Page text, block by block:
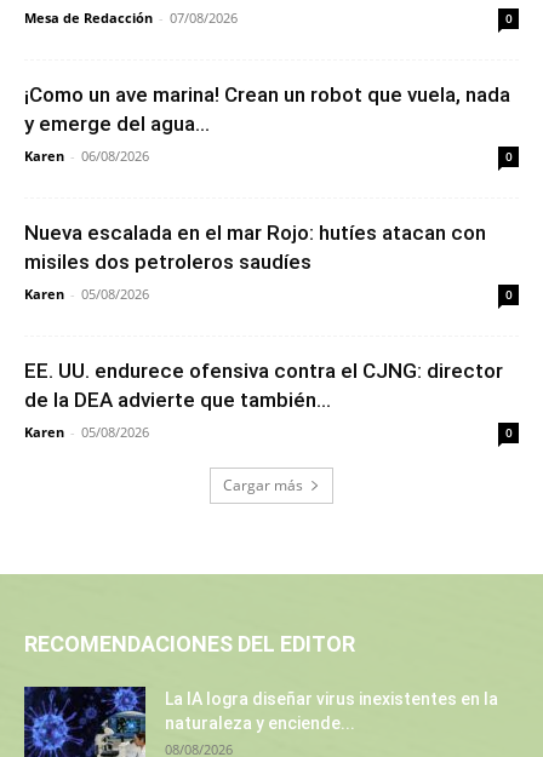
Mesa de Redacción - 07/08/2026 0
¡Como un ave marina! Crean un robot que vuela, nada
y emerge del agua...
Karen - 06/08/2026 0
Nueva escalada en el mar Rojo: hutíes atacan con
misiles dos petroleros saudíes
Karen - 05/08/2026 0
EE. UU. endurece ofensiva contra el CJNG: director
de la DEA advierte que también...
Karen - 05/08/2026 0
Cargar más
RECOMENDACIONES DEL EDITOR
La IA logra diseñar virus inexistentes en la
naturaleza y enciende...
08/08/2026